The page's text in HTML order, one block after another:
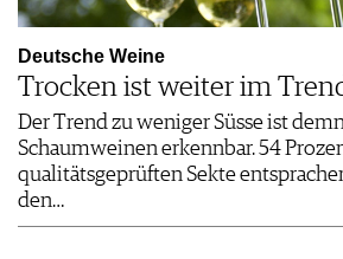
Deutsche Weine
Trocken ist weiter im
Der Trend zu weniger Süsse ist
Schaumweinen erkennbar. 54
qualitätsgeprüften Sekte
den…